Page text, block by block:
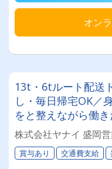
オン
13t・6tルート配送
し・毎日帰宅OK／
をと整えながら働
株式会社ヤナイ 盛岡
賞与あり 交通費支給